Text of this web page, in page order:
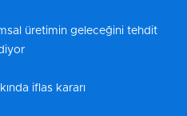
üretimin geleceğini tehdit
iflas kararı